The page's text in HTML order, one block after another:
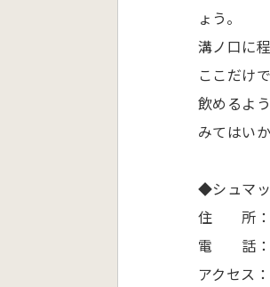
ょう。
溝ノ口に
ここだけ
飲めるよ
みてはい
◆シュマ
住 所：東
電 話：
アクセス